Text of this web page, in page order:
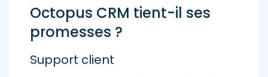
Octopus CRM tient-il ses
promesses ?
Support client